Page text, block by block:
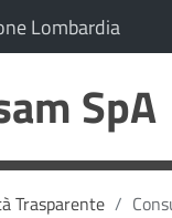
di Sisam SpA
Lombardia(Apre
SpA
Trasparente